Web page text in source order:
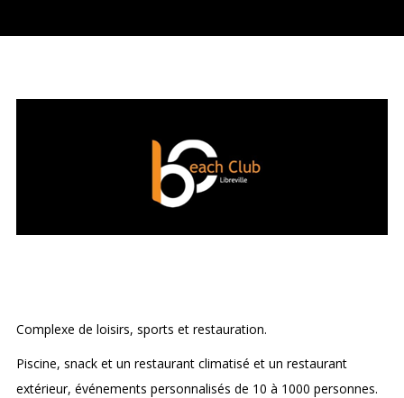
Complexe de loisirs, sports et restauration.
Piscine, snack et un restaurant climatisé et un restaurant
extérieur, événements personnalisés de 10 à 1000 personnes.